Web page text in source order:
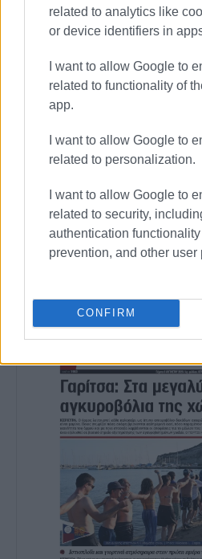
related to analytics like
or device identifiers in
I want to allow Google to
related to functionality of
app.
I want to allow Google to
related to personalization.
I want to allow Google to
related to security,
authentication functionality
prevention, and other user
CONFIRM
«Αθλητική Πορεία της
αρχές του ΄92 και για 25
«Κερκυραϊκά Σπορ» και
χρόνια στο «ΦΩΣ των
εργάζεται στην
Channel (στα πρώτα χρόνια
Start TV, συνολικά 15 χρόνια.
Ακολουθήστε το enimerosi